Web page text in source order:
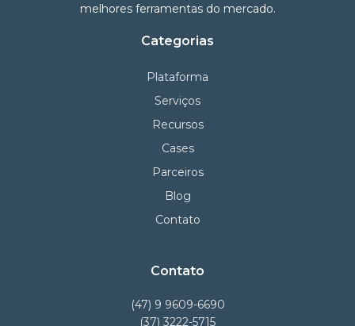
melhores ferramentas do mercado.
Categorias
Plataforma
Serviços
Recursos
Cases
Parceiros
Blog
Contato
Contato
(47) 9 9609-6690
(37) 3222-5715